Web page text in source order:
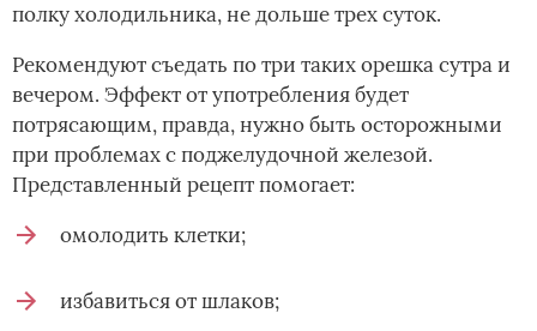
полку холодильника, не дольше трех суток.
Рекомендуют съедать по три таких орешка сутра и
вечером. Эффект от употребления будет
потрясающим, правда, нужно быть осторожными
при проблемах с поджелудочной железой.
Представленный рецепт помогает:
омолодить клетки;
избавиться от шлаков;